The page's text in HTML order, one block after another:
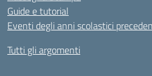
Guide e tutorial
Eventi degli anni scolastici
Tutti gli argomenti